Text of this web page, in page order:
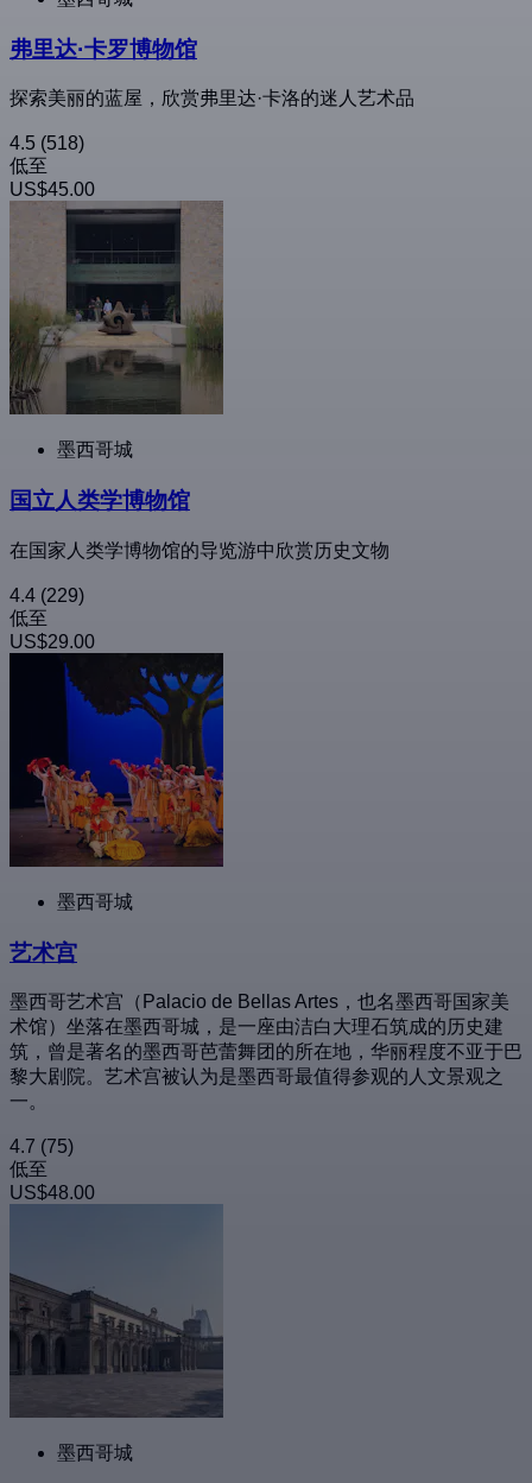
弗里达·卡罗博物馆
探索美丽的蓝屋，欣赏弗里达·卡洛的迷人艺术品
4.5 (518)
低至
US$45.00
墨西哥城
国立人类学博物馆
在国家人类学博物馆的导览游中欣赏历史文物
4.4 (229)
低至
US$29.00
墨西哥城
艺术宫
墨西哥艺术宫（Palacio de Bellas Artes，也名墨西哥国家美
术馆）坐落在墨西哥城，是一座由洁白大理石筑成的历史建
筑，曾是著名的墨西哥芭蕾舞团的所在地，华丽程度不亚于巴
黎大剧院。艺术宫被认为是墨西哥最值得参观的人文景观之
一。
4.7 (75)
低至
US$48.00
墨西哥城